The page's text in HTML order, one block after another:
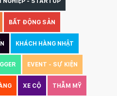
BẤT ĐỘNG SẢN
KHÁCH HÀNG NHẬT
EVENT - SỰ KIỆN
XE CỘ THẪM MỸ